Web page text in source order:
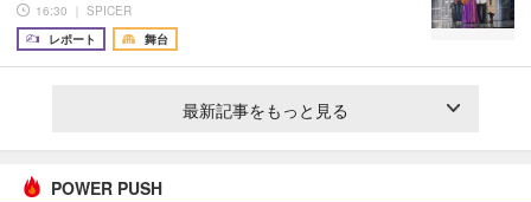
16:30 ｜ SPICER
レポート
舞台
最新記事をもっと見る
POWER PUSH